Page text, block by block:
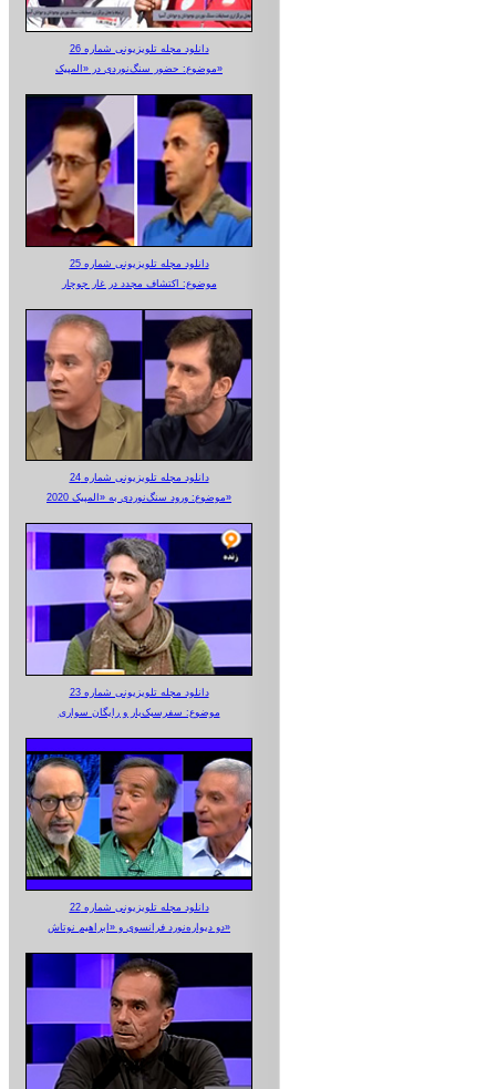
دانلود مجله تلویزیونی شماره 26
موضوع: حضور سنگ‌نوردی در «المپیک»
دانلود مجله تلویزیونی شماره 25
موضوع: اکتشاف مجدد در غار جوجار
دانلود مجله تلویزیونی شماره 24
موضوع: ورود سنگ‌نوردی به «المپیک 2020»
دانلود مجله تلویزیونی شماره 23
موضوع: سفرسبک‌بار و رایگان سواری
دانلود مجله تلویزیونی شماره 22
دو دیواره‌نورد فرانسوی و «ابراهیم نوتاش»